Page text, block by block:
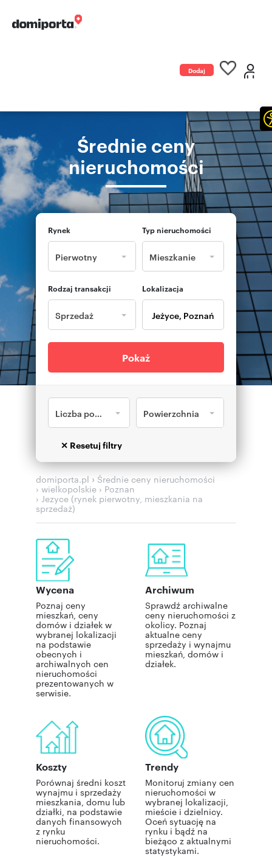
Dodaj
Średnie ceny
nieruchomości
Rynek
Pierwotny
Typ nieruchomości
Mieszkanie
Rodzaj transakcji
Sprzedaż
Lokalizacja
Pokaż
Liczba pokoi Powierzchnia
domiporta.pl › Średnie ceny nieruchomości
› wielkopolskie › Poznan
› Jezyce (rynek pierwotny, mieszkania na
sprzedaż)
Wycena
Poznaj ceny
mieszkań, ceny
domów i działek w
wybranej lokalizacji
na podstawie
obecnych i
archiwalnych cen
nieruchomości
prezentowanych w
serwisie.
Archiwum
Sprawdź archiwalne
ceny nieruchomości z
okolicy. Poznaj
aktualne ceny
sprzedaży i wynajmu
mieszkań, domów i
działek.
Koszty
Porównaj średni koszt
wynajmu i sprzedaży
mieszkania, domu lub
działki, na podstawie
danych finansowych
z rynku
nieruchomości.
Trendy
Monitoruj zmiany cen
nieruchomości w
wybranej lokalizacji,
mieście i dzielnicy.
Oceń sytuację na
rynku i bądź na
bieżąco z aktualnymi
statystykami.